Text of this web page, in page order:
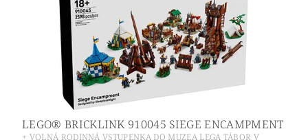
LEGO® BRICKLINK 910045 SIEGE ENCAMPMENT
+ VOLNÁ RODINNÁ VSTUPENKA DO MUZEA LEGA TÁBOR V